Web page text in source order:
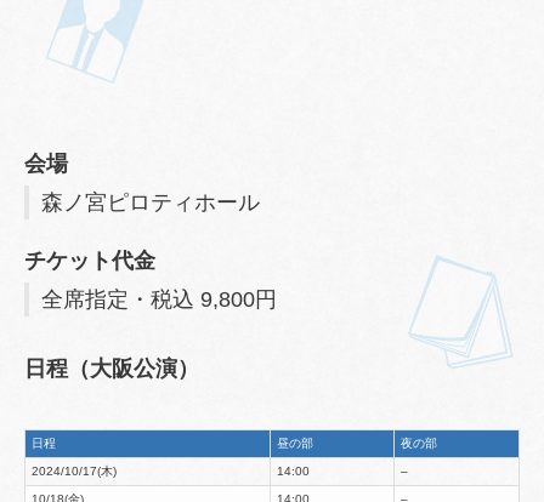
会場
森ノ宮ピロティホール
チケット代金
全席指定・税込 9,800円
日程（大阪公演）
日程 昼の部 夜の部
2024/10/17(木) 14:00 –
10/18(金) 14:00 –